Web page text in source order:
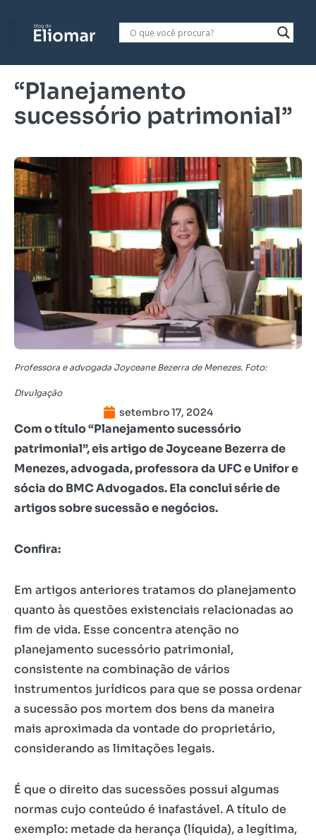
“Planejamento
sucessório patrimonial”
Professora e advogada Joyceane Bezerra de Menezes. Foto:
Divulgação
setembro 17, 2024
Com o título “Planejamento sucessório
patrimonial”, eis artigo de Joyceane Bezerra de
Menezes, advogada, professora da UFC e Unifor e
sócia do BMC Advogados. Ela conclui série de
artigos sobre sucessão e negócios.
Confira:
Em artigos anteriores tratamos do planejamento
quanto às questões existenciais relacionadas ao
fim de vida. Esse concentra atenção no
planejamento sucessório patrimonial,
consistente na combinação de vários
instrumentos jurídicos para que se possa ordenar
a sucessão pos mortem dos bens da maneira
mais aproximada da vontade do proprietário,
considerando as limitações legais.
É que o direito das sucessões possui algumas
normas cujo conteúdo é inafastável. A título de
exemplo: metade da herança (líquida), a legítima,